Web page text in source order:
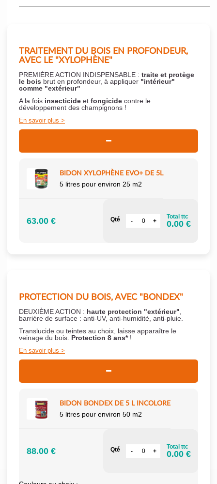
TRAITEMENT DU BOIS EN PROFONDEUR,
AVEC LE "XYLOPHÈNE"
PREMIÈRE ACTION INDISPENSABLE : traite et protège
le bois brut en profondeur, à appliquer "intérieur"
comme "extérieur"
A la fois insecticide et fongicide contre le
développement des champignons !
En savoir plus
BIDON XYLOPHÈNE EVO+ DE 5L
5 litres pour environ 25 m2
63.00 € Qté Total ttc
0.00 €
PROTECTION DU BOIS, AVEC "BONDEX"
DEUXIÈME ACTION : haute protection "extérieur"
barrière de surface : anti-UV, anti-humidité, anti-pluie.
Translucide ou teintes au choix, laisse apparaître le
veinage du bois. Protection 8 ans*!
En savoir plus
BIDON BONDEX DE 5 L INCOLORE
5 litres pour environ 50 m2
88.00 € Qté Total ttc
0.00 €